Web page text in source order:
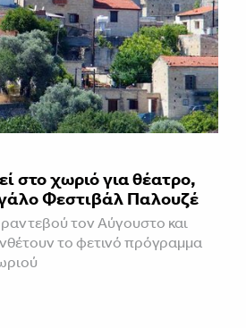
στο χωριό για θέατρο,
Φεστιβάλ Παλουζέ
τον Αύγουστο και
το φετινό πρόγραμμα